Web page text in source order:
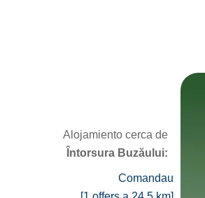
Alojamiento cerca de
Întorsura Buzăului:
Comandau